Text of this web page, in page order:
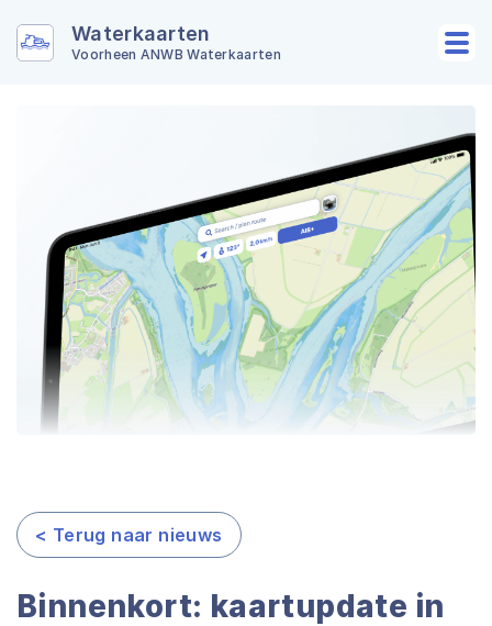
Waterkaarten
Voorheen ANWB Waterkaarten
< Terug naar nieuws
Binnenkort: kaartupdate in